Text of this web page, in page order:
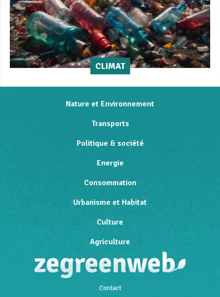
CLIMAT
Nature et Environnement
Transports
Politique & société
Energie
Consommation
Urbanisme et Habitat
Culture
Agriculture
Contact